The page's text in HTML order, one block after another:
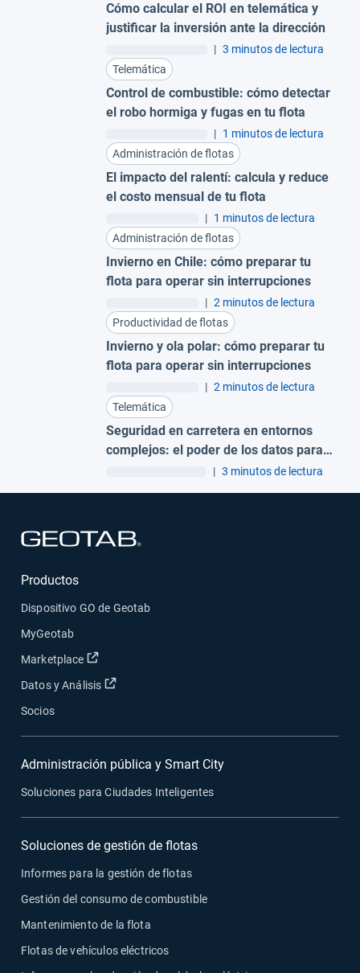
Cómo calcular el ROI en telemática y
justificar la inversión ante la dirección
| 3 minutos de lectura
Telemática
Control de combustible: cómo detectar
el robo hormiga y fugas en tu flota
| 1 minutos de lectura
Administración de flotas
El impacto del ralentí: calcula y reduce
el costo mensual de tu flota
| 1 minutos de lectura
Administración de flotas
Invierno en Chile: cómo preparar tu
flota para operar sin interrupciones
| 2 minutos de lectura
Productividad de flotas
Invierno y ola polar: cómo preparar tu
flota para operar sin interrupciones
| 2 minutos de lectura
Telemática
Seguridad en carretera en entornos
complejos: el poder de los datos para
| 3 minutos de lectura
Productos
Dispositivo GO de Geotab
MyGeotab
Marketplace
Abrir en una nueva ventana
Datos y Análisis Abrir en una nueva ventana
Socios
Administración pública y Smart City
Soluciones para Ciudades Inteligentes
Soluciones de gestión de flotas
Informes para la gestión de flotas
Gestión del consumo de combustible
Mantenimiento de la flota
Flotas de vehículos eléctricos